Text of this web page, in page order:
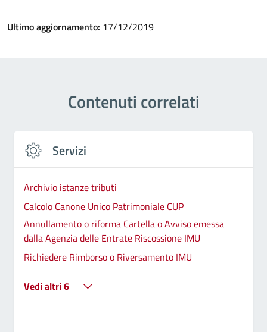
Ultimo aggiornamento: 17/12/2019
Contenuti correlati
Servizi
Archivio istanze tributi
Calcolo Canone Unico Patrimoniale CUP
Annullamento o riforma Cartella o Avviso emessa
dalla Agenzia delle Entrate Riscossione IMU
Richiedere Rimborso o Riversamento IMU
Vedi altri 6